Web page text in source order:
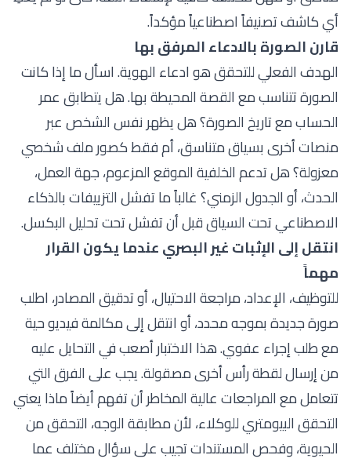
أي كاشف تصنيفاً اصطناعياً مؤكداً.
قارن الصورة بالادعاء المرفق بها
الهدف الفعلي للتحقق هو ادعاء الهوية. اسأل ما إذا كانت
الصورة تتناسب مع القصة المحيطة بها. هل يتطابق عمر
الحساب مع تاريخ الصورة؟ هل يظهر نفس الشخص عبر
منصات أخرى بسياق متناسق، أم فقط كصور ملف شخصي
معزولة؟ هل تدعم الخلفية الموقع المزعوم، جهة العمل،
الحدث، أو الجدول الزمني؟ غالباً ما تفشل التزييفات بالذكاء
الاصطناعي تحت السياق قبل أن تفشل تحت تحليل البكسل.
انتقل إلى الإثبات غير البصري عندما يكون القرار
مهماً
للتوظيف، الإعداد، مراجعة الاحتيال، أو تدقيق المصادر، اطلب
صورة جديدة بموجه محدد، أو انتقل إلى مكالمة فيديو حية
مع طلب إجراء عفوي. هذا الاختبار أصعب في التحايل عليه
من إرسال لقطة رأس أخرى مصقولة. يجب على الفرق التي
تتعامل مع المراجعات عالية المخاطر أن تفهم أيضاًماذا يعني
التحقق البيومتري للوكلاء، لأن مطابقة الوجه، التحقق من
الحيوية، وفحص المستندات تجيب على سؤال مختلف عما